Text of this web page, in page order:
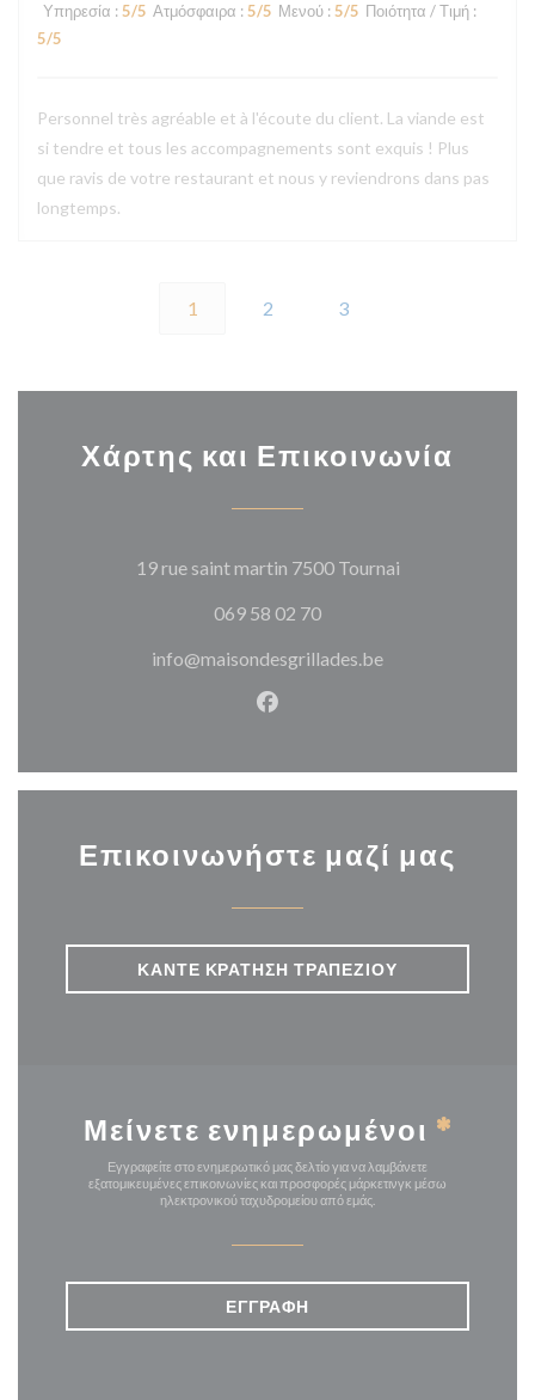
Υπηρεσία : 5/5 Ατμόσφαιρα : 5/5 Μενού : 5/5 Ποιότητα / Τιμή :
5/5
Personnel très agréable et à l'écoute du client. La viande est
si tendre et tous les accompagnements sont exquis ! Plus
que ravis de votre restaurant et nous y reviendrons dans pas
longtemps.
1 2 3
Χάρτης και Επικοινωνία
19 rue saint martin 7500 Tournai((ανοίγει σε
069 58 02 70
info@maisondesgrillades.be
Facebook ((ανοίγει σε νέο
Επικοινωνήστε μαζί μας
ΚΆΝΤΕ ΚΡΆΤΗΣΗ ΤΡΑΠΕΖΙΟΎ
Μείνετε ενημερωμένοι *
Εγγραφείτε στο ενημερωτικό μας δελτίο για να λαμβάνετε
εξατομικευμένες επικοινωνίες και προσφορές μάρκετινγκ μέσω
ηλεκτρονικού ταχυδρομείου από εμάς.
ΕΓΓΡΑΦΉ